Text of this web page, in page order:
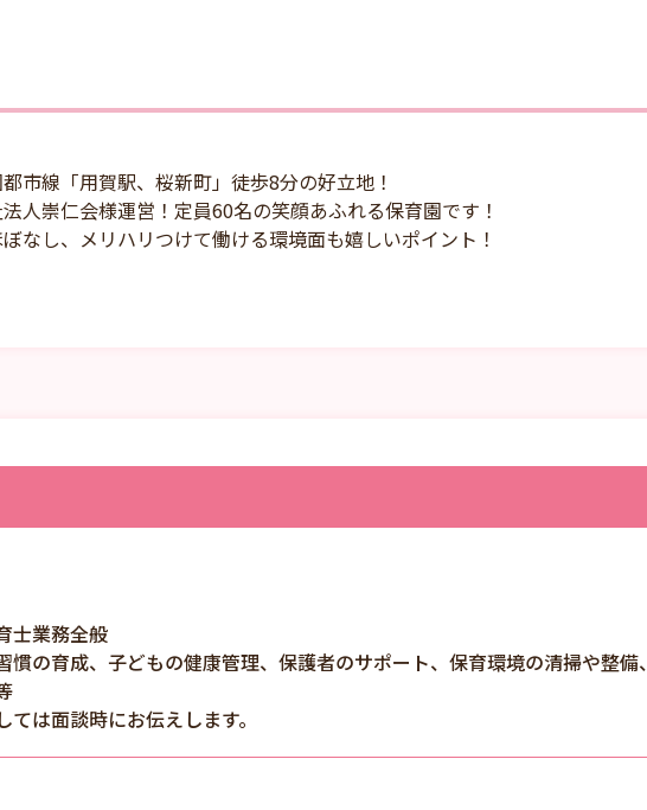
市線「用賀駅、桜新町」徒歩8分の好立地！
人崇仁会様運営！定員60名の笑顔あふれる保育園です！
なし、メリハリつけて働ける環境面も嬉しいポイント！
士業務全般
の育成、子どもの健康管理、保護者のサポート、保育環境の清掃や整備、
は面談時にお伝えします。